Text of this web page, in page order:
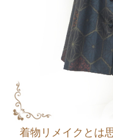
着物リメイクとは